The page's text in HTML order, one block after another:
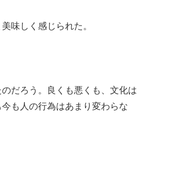
味しく感じられた。
だろう。良くも悪くも、文化は
も人の行為はあまり変わらな